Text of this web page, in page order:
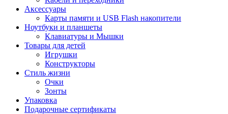
Аксессуары
Карты памяти и USB Flash накопители
Ноутбуки и планшеты
Клавиатуры и Мышки
Товары для детей
Игрушки
Конструкторы
Стиль жизни
Очки
Зонты
Упаковка
Подарочные сертификаты